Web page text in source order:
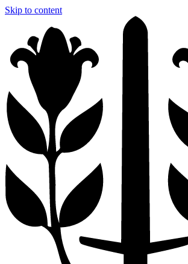
Skip to content